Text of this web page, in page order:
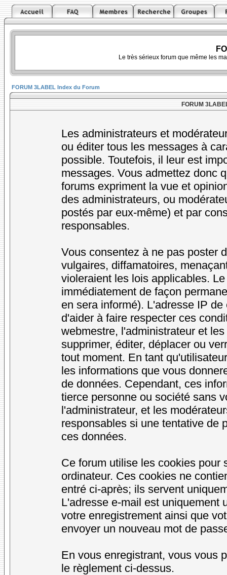
Le très sérieux forum que même les
FORUM 3LABEL Index du Forum
FORUM
Les administrateurs et
ou éditer tous les messages à
possible. Toutefois, il leur est
messages. Vous admettez donc
forums expriment la vue et
des administrateurs, ou
postés par eux-même) et par
responsables.
Vous consentez à ne pas poster
vulgaires, diffamatoires,
violeraient les lois applicables.
immédiatement de façon
en sera informé). L'adresse IP
d'aider à faire respecter ces
webmestre, l'administrateur et
supprimer, éditer, déplacer ou
tout moment. En tant
les informations que vous
de données. Cependant, ces
tierce personne ou société sans
l'administrateur, et les
responsables si une tentative de
ces données.
Ce forum utilise les cookies pour
ordinateur. Ces cookies ne
entré ci-après; ils servent
L'adresse e-mail est uniquement
votre enregistrement ainsi que
envoyer un nouveau mot de
En vous enregistrant, vous vous
le règlement ci-dessus.